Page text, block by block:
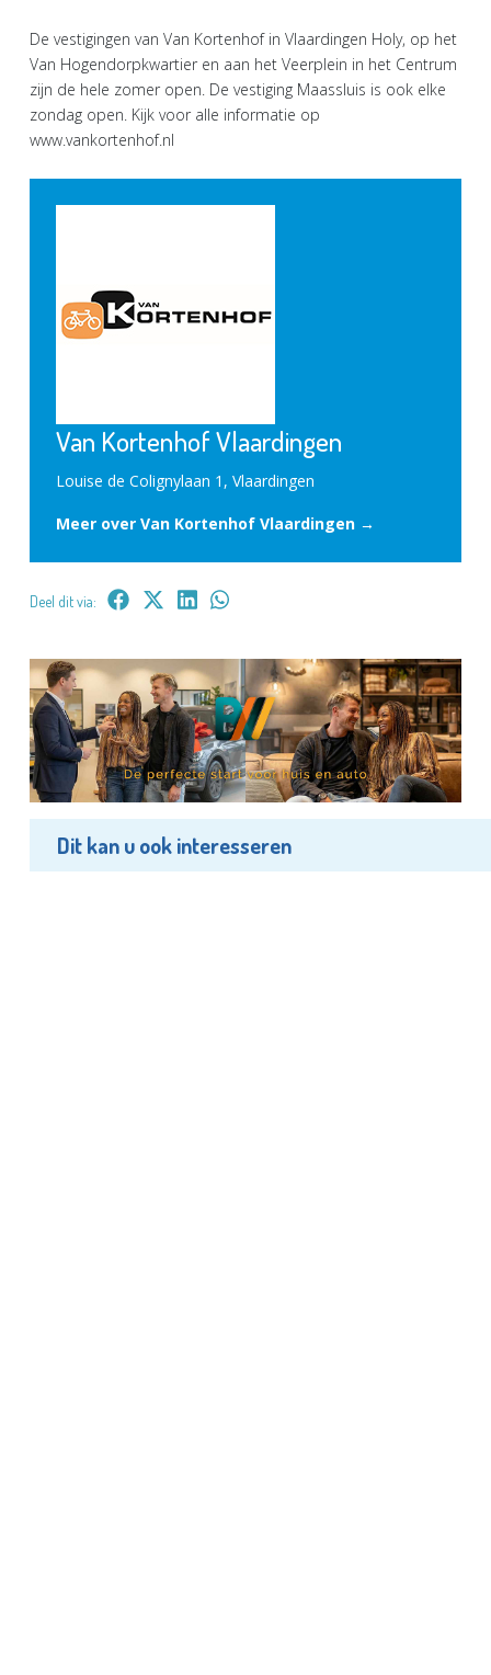
De vestigingen van Van Kortenhof in Vlaardingen Holy, op het
Van Hogendorpkwartier en aan het Veerplein in het Centrum
zijn de hele zomer open. De vestiging Maassluis is ook elke
zondag open. Kijk voor alle informatie op
www.vankortenhof.nl
Van Kortenhof Vlaardingen
Louise de Colignylaan 1, Vlaardingen
Meer over Van Kortenhof Vlaardingen →
Deel dit via:
Dit kan u ook interesseren